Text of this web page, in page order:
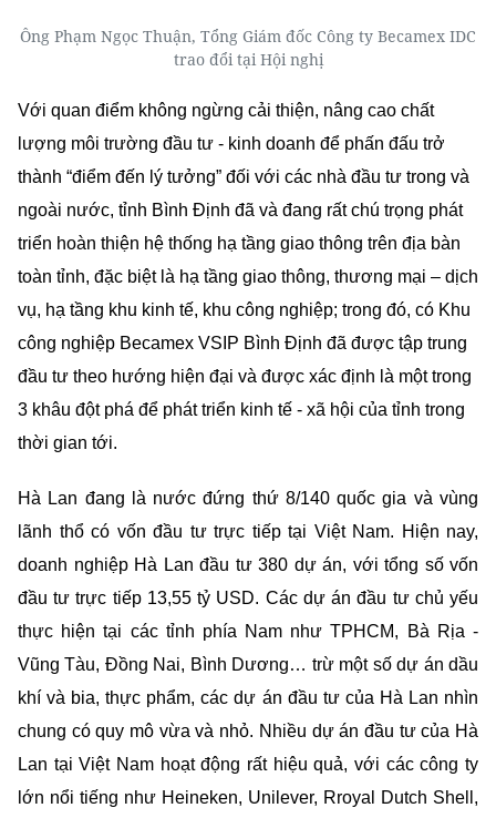
trao đổi tại Hội nghị
Với quan điểm không ngừng cải thiện, nâng cao chất
lượng môi trường đầu tư - kinh doanh để phấn đấu trở
thành “điểm đến lý tưởng” đối với các nhà đầu tư trong và
ngoài nước, tỉnh Bình Định đã và đang rất chú trọng phát
triển hoàn thiện hệ thống hạ tầng giao thông trên địa bàn
toàn tỉnh, đặc biệt là hạ tầng giao thông, thương mại – dịch
vụ, hạ tầng khu kinh tế, khu công nghiệp; trong đó, có Khu
công nghiệp Becamex VSIP Bình Định đã được tập trung
3 khâu đột phá để phát triển kinh tế - xã hội của tỉnh trong
thời gian tới.
Hà Lan đang là nước đứng thứ 8/140 quốc gia và vùng
lãnh thổ có vốn đầu tư trực tiếp tại Việt Nam. Hiện nay,
doanh nghiệp Hà Lan đầu tư 380 dự án, với tổng số vốn
đầu tư trực tiếp 13,55 tỷ USD. Các dự án đầu tư chủ yếu
thực hiện tại các tỉnh phía Nam như TPHCM, Bà Rịa -
Vũng Tàu, Đồng Nai, Bình Dương… trừ một số dự án dầu
khí và bia, thực phẩm, các dự án đầu tư của Hà Lan nhìn